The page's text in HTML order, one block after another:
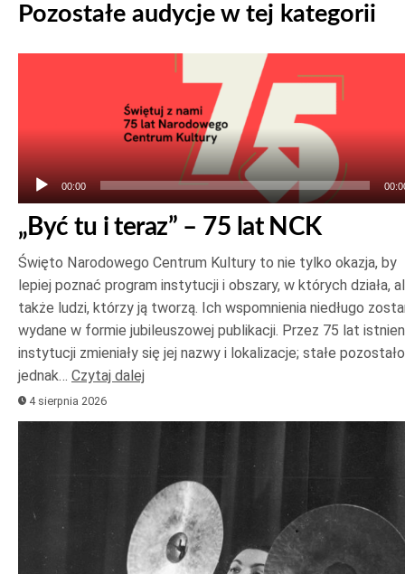
Pozostałe audycje w tej kategorii
00:00
„Być tu i teraz” – 75 lat NCK
Święto Narodowego Centrum Kultury to nie tylko okazja, by
lepiej poznać program instytucji i obszary, w których działa,
także ludzi, którzy ją tworzą. Ich wspomnienia niedługo
wydane w formie jubileuszowej publikacji. Przez 75 lat
instytucji zmieniały się jej nazwy i lokalizacje; stałe pozostało
jednak… Czytaj dalej
4 sierpnia 2026